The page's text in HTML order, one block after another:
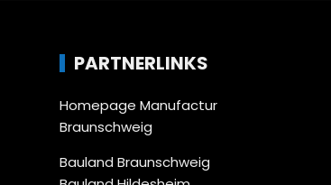
PARTNERLINKS
Homepage Manufactur
Braunschweig
Bauland Braunschweig